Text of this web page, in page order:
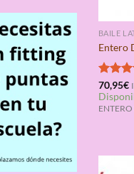
BAILE
Entero
con
de 5
70,95€